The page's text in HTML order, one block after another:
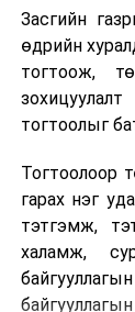
Шинэ хууль
дуудлагын
хувь
40–50
Засгийн
өдрийн
тогтоож,
тогтоолыг
Тогтоолоор
гарах нэг
тэтгэмж,
халамж,